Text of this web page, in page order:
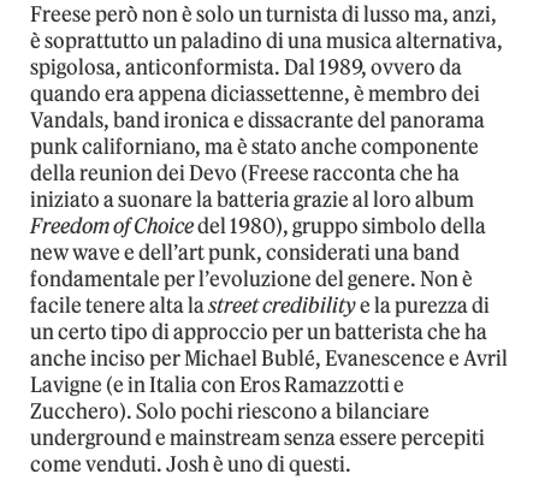
Freese però non è solo un turnista di lusso ma, anzi,
è soprattutto un paladino di una musica alternativa,
spigolosa, anticonformista. Dal 1989, ovvero da
quando era appena diciassettenne, è membro dei
Vandals, band ironica e dissacrante del panorama
punk californiano, ma è stato anche componente
della reunion dei Devo (Freese racconta che ha
iniziato a suonare la batteria grazie al loro album
Freedom of Choicedel 1980), gruppo simbolo della
new wave e dell’art punk, considerati una band
fondamentale per l’evoluzione del genere. Non è
facile tenere alta lastreet credibilitye la purezza di
un certo tipo di approccio per un batterista che ha
anche inciso per Michael Bublé, Evanescence e Avril
Lavigne (e in Italia con Eros Ramazzotti e
Zucchero). Solo pochi riescono a bilanciare
underground e mainstream senza essere percepiti
come venduti. Josh è uno di questi.